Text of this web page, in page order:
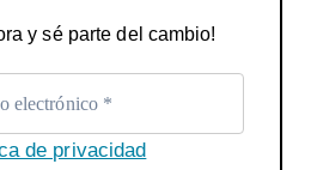
y sé parte del cambio!
de privacidad